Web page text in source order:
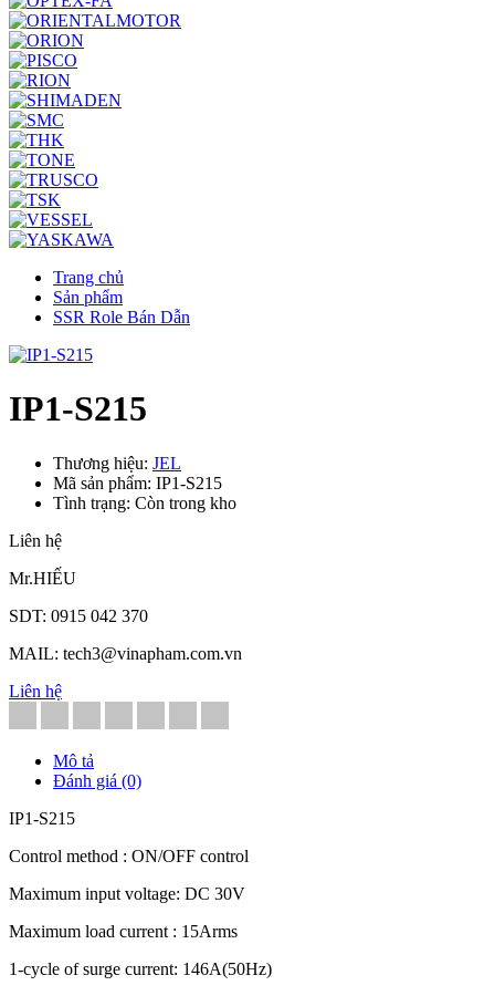
Trang chủ
Sản phẩm
SSR Role Bán Dẫn
IP1-S215
Thương hiệu: JEL
Mã sản phẩm: IP1-S215
Tình trạng: Còn trong kho
Liên hệ
Mr.HIẾU
SDT: 0915 042 370
MAIL: tech3@vinapham.com.vn
Liên hệ
Mô tả
Đánh giá (0)
IP1-S215
Control method : ON/OFF control
Maximum input voltage: DC 30V
Maximum load current : 15Arms
1-cycle of surge current: 146A(50Hz)